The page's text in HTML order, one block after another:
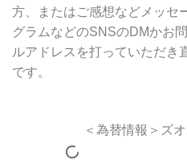
方、またはご感想などメッセ
グラムなどのSNSのDMかお
ルアドレスを打っていただき
です。
＜為替情報＞ズ